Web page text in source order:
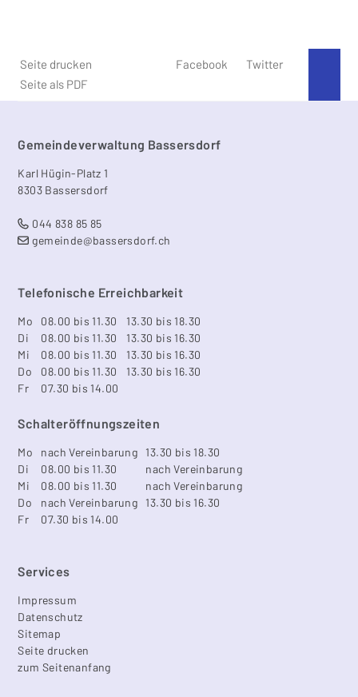
Seite drucken
Seite als PDF
Facebook Twitter
Footer
Gemeindeverwaltung Bassersdorf
Karl Hügin-Platz 1
8303 Bassersdorf
044 838 85 85
gemeinde@bassersdorf.ch
Telefonische Erreichbarkeit
Mo 08.00 bis 11.30
13.30 bis 18.30
Di
08.00 bis 11.30
13.30 bis 16.30
Mi
08.00 bis 11.30
13.30 bis 16.30
Do
08.00 bis 11.30
13.30 bis 16.30
Fr
07.30 bis 14.00
Schalteröffnungszeiten
Mo nach Vereinbarung
13.30 bis 18.30
Di
08.00 bis 11.30
nach Vereinbarung
Mi
08.00 bis 11.30
nach Vereinbarung
Do
nach Vereinbarung
13.30 bis 16.30
Fr
07.30 bis 14.00
Services
Impressum
Datenschutz
Sitemap
Seite drucken
zum Seitenanfang